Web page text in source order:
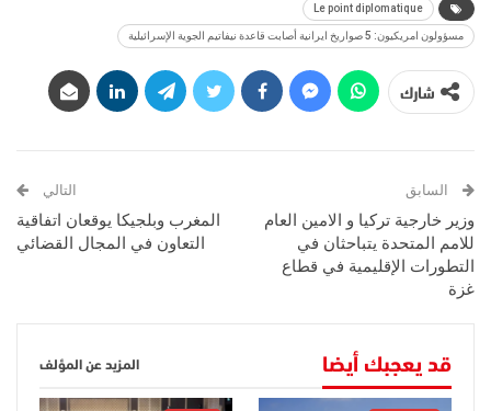
Le point diplomatique
مسؤولون امريكيون: 5 صواريخ ايرانية أصابت قاعدة نيفاتيم الجوية الإسرائيلية
شارك
السابق
وزير خارجية تركيا و الامين العام
للامم المتحدة يتباحثان في
التطورات الإقليمية في قطاع
غزة
التالي
المغرب وبلجيكا يوقعان اتفاقية
التعاون في المجال القضائي
قد يعجبك أيضا المزيد عن المؤلف